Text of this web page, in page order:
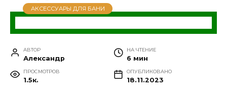
АКСЕССУАРЫ ДЛЯ БАНИ
АВТОР
Александр
НА ЧТЕНИЕ
6 мин
ПРОСМОТРОВ
1.5к.
ОПУБЛИКОВАНО
18.11.2023